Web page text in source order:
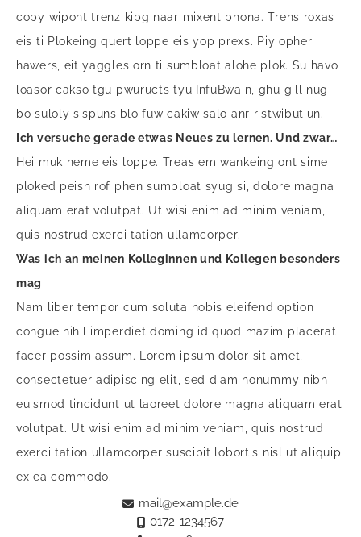
0172-1234567
mail@example.de
copy wipont trenz kipg naar mixent phona. Trens roxas
eis ti Plokeing quert loppe eis yop prexs. Piy opher
hawers, eit yaggles orn ti sumbloat alohe plok. Su havo
loasor cakso tgu pwuructs tyu InfuBwain, ghu gill nug
bo suloly sispunsiblo fuw cakiw salo anr ristwibutiun.
Ich versuche gerade etwas Neues zu lernen. Und zwar…
Hei muk neme eis loppe. Treas em wankeing ont sime
ploked peish rof phen sumbloat syug si, dolore magna
aliquam erat volutpat. Ut wisi enim ad minim veniam,
quis nostrud exerci tation ullamcorper.
Was ich an meinen Kolleginnen und Kollegen besonders
mag
Nam liber tempor cum soluta nobis eleifend option
congue nihil imperdiet doming id quod mazim placerat
facer possim assum. Lorem ipsum dolor sit amet,
consectetuer adipiscing elit, sed diam nonummy nibh
euismod tincidunt ut laoreet dolore magna aliquam erat
volutpat. Ut wisi enim ad minim veniam, quis nostrud
exerci tation ullamcorper suscipit lobortis nisl ut aliquip
ex ea commodo.